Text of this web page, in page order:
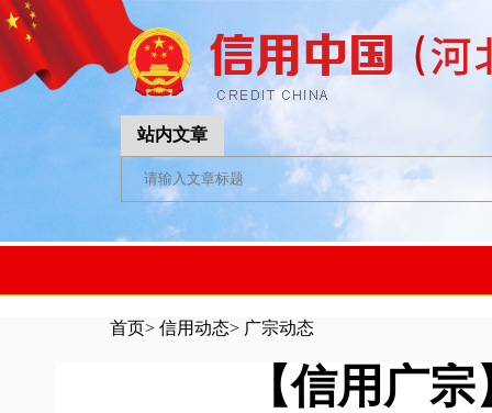
站内文章
首页> 信用动态> 广宗动态
【信用广